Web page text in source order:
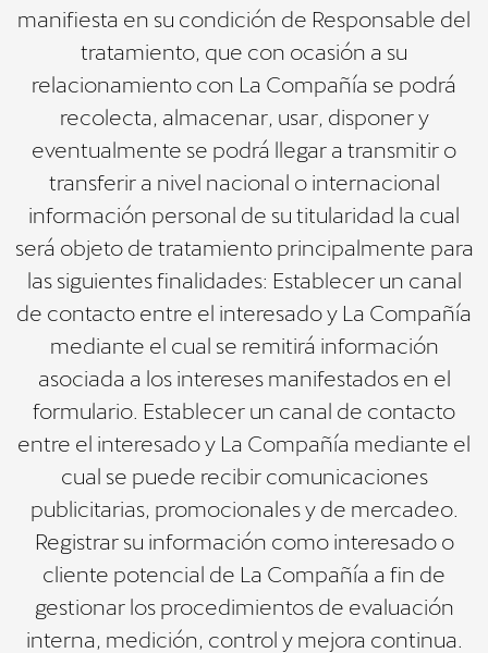
manifiesta en su condición de Responsable del
tratamiento, que con ocasión a su
relacionamiento con La Compañía se podrá
recolecta, almacenar, usar, disponer y
eventualmente se podrá llegar a transmitir o
transferir a nivel nacional o internacional
información personal de su titularidad la cual
será objeto de tratamiento principalmente para
las siguientes finalidades: Establecer un canal
de contacto entre el interesado y La Compañía
mediante el cual se remitirá información
asociada a los intereses manifestados en el
formulario. Establecer un canal de contacto
entre el interesado y La Compañía mediante el
cual se puede recibir comunicaciones
publicitarias, promocionales y de mercadeo.
Registrar su información como interesado o
cliente potencial de La Compañía a fin de
gestionar los procedimientos de evaluación
interna, medición, control y mejora continua.